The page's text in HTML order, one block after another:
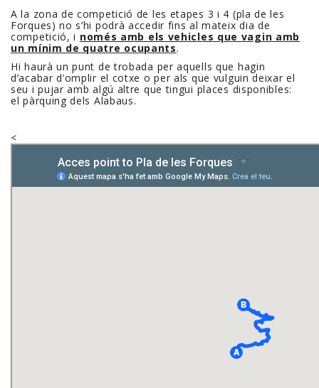
A la zona de competició de les etapes 3 i 4 (pla de les
Forques) no s’hi podrà accedir fins al mateix dia de
competició, i només amb els vehicles que vagin amb
un mínim de quatre ocupants.
Hi haurà un punt de trobada per aquells que hagin
d’acabar d’omplir el cotxe o per als que vulguin deixar el
seu i pujar amb algú altre que tingui places disponibles:
el pàrquing dels Alabaus.
<